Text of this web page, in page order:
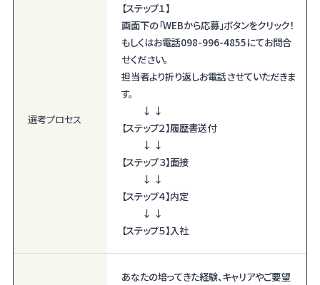
選考プロセス
【ステップ１】
画面下の「WEBから応募」ボタンをクリック！
もしくはお電話098-996-4855にてお問合
せください。
担当者より折り返しお電話させていただきま
す。
↓ ↓
【ステップ２】履歴書送付
↓ ↓
【ステップ３】面接
↓ ↓
【ステップ４】内定
↓ ↓
【ステップ５】入社
あなたの培ってきた経験、キャリアやご要望